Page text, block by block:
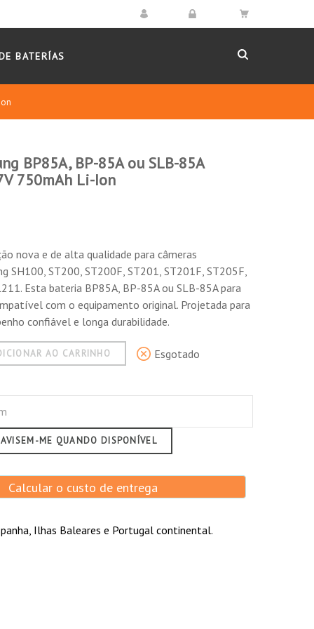
BATERÍAS
BP85A, BP-85A ou SLB-85A
750mAh Li-Ion
nova e de alta qualidade para câmeras
SH100, ST200, ST200F, ST201, ST201F, ST205F,
. Esta bateria BP85A, BP-85A ou SLB-85A para
com o equipamento original. Projetada para
confiável e longa durabilidade.
AO CARRINHO Esgotado
AVISEM-ME QUANDO DISPONÍVEL
Calcular o custo de entrega
Ilhas Baleares e Portugal continental.